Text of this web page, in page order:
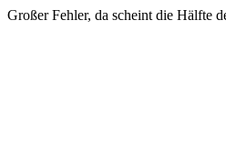
Großer Fehler, da scheint die Hälfte